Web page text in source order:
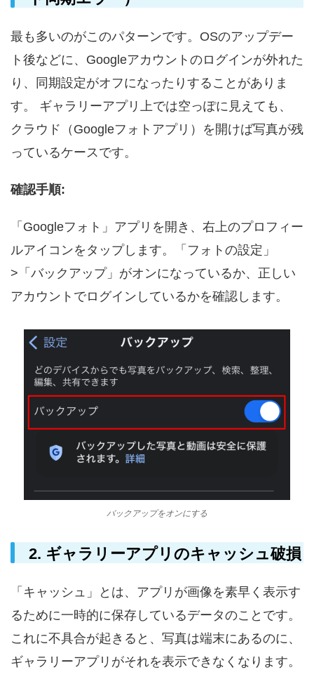
最も多いのがこのパターンです。OSのアップデー
ト後などに、Googleアカウントのログインが外れた
り、同期設定がオフになったりすることがありま
す。 ギャラリーアプリ上では空っぽに見えても、
クラウド（Googleフォトアプリ）を開けば写真が残
っているケースです。
確認手順:
「Googleフォト」アプリを開き、右上のプロフィー
ルアイコンをタップします。「フォトの設定」
>「バックアップ」がオンになっているか、正しい
アカウントでログインしているかを確認します。
バックアップをオンにする
2. ギャラリーアプリのキャッシュ破損
「キャッシュ」とは、アプリが画像を素早く表示す
るために一時的に保存しているデータのことです。
これに不具合が起きると、写真は端末にあるのに、
ギャラリーアプリがそれを表示できなくなります。